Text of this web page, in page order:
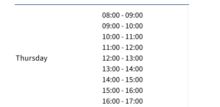
Thursday
08:00 - 09:00
09:00 - 10:00
10:00 - 11:00
11:00 - 12:00
12:00 - 13:00
13:00 - 14:00
14:00 - 15:00
15:00 - 16:00
16:00 - 17:00